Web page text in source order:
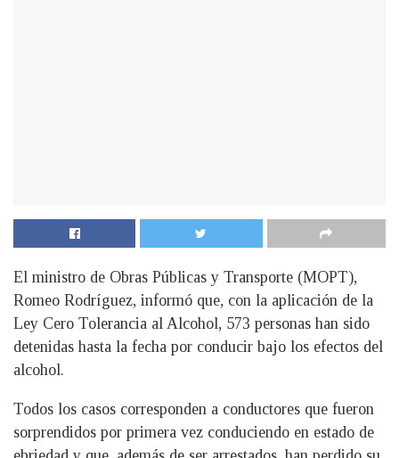
El ministro de Obras Públicas y Transporte (MOPT),
Romeo Rodríguez, informó que, con la aplicación de la
Ley Cero Tolerancia al Alcohol, 573 personas han sido
detenidas hasta la fecha por conducir bajo los efectos del
alcohol.
Todos los casos corresponden a conductores que fueron
sorprendidos por primera vez conduciendo en estado de